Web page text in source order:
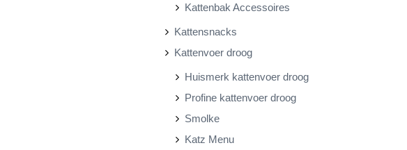
Kattenbak Accessoires
Kattensnacks
Kattenvoer droog
Huismerk kattenvoer droog
Profine kattenvoer droog
Smolke
Katz Menu